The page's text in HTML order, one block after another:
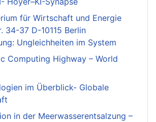
für Wirtschaft und Energie
34-37 D-10115 Berlin
Ungleichheiten im System
Computing Highway – World
im Überblick- Globale
in der Meerwasserentsalzung –